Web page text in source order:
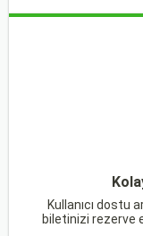
Kullanıcı dostu
biletinizi rezerve